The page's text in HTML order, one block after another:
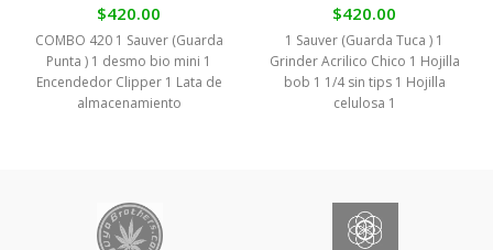
$420.00
COMBO 420 1 Sauver (Guarda
Punta ) 1 desmo bio mini 1
Encendedor Clipper 1 Lata de
almacenamiento
$420.00
1 Sauver (Guarda Tuca ) 1
Grinder Acrilico Chico 1 Hojilla
bob 1 1/4 sin tips 1 Hojilla
celulosa 1